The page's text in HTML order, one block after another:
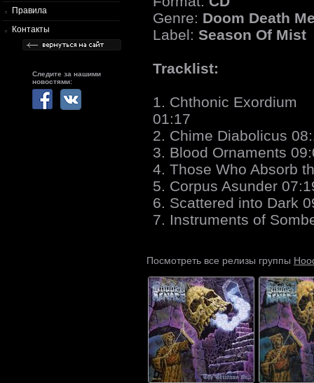
Правила
Контакты
Следите за нашими
новостями:
Genre: Doom Death
Label: Season Of Mist
Tracklist:
1. Chthonic Exordium
01:17
2. Chime Diabolicus
3. Blood Ornaments
4. Those Who Absorb
5. Corpus Asunder
6. Scattered into Dark
7. Instruments of
Посмотреть все релизы группы